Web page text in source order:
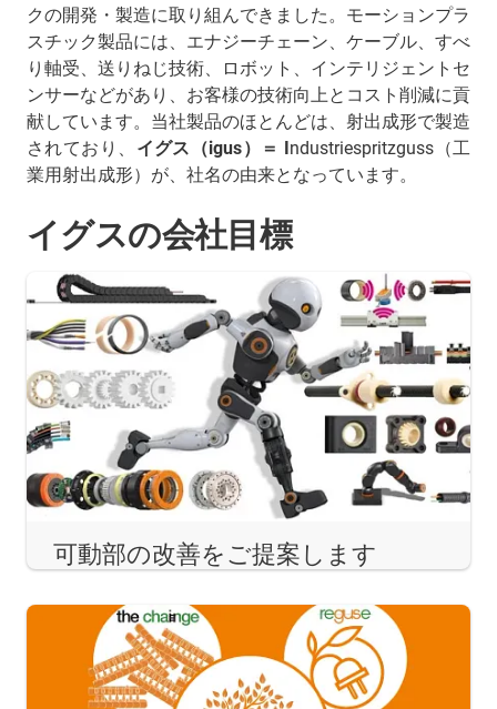
クの開発・製造に取り組んできました。モーションプラ
スチック製品には、エナジーチェーン、ケーブル、すべ
り軸受、送りねじ技術、ロボット、インテリジェントセ
ンサーなどがあり、お客様の技術向上とコスト削減に貢
献しています。当社製品のほとんどは、射出成形で製造
されており、 イグス（igus）＝ Industriespritzguss（工
業用射出成形）が、社名の由来となっています。
イグスの会社目標
可動部の改善をご提案します